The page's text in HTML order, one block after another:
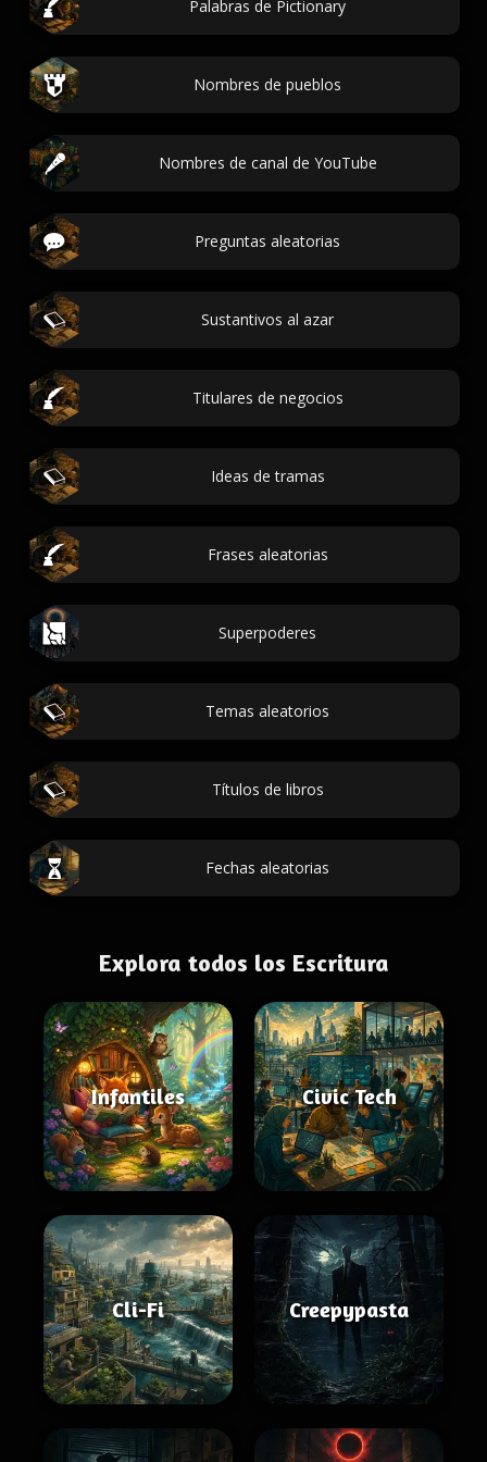
Palabras de Pictionary
Nombres de pueblos
Nombres de canal de YouTube
Preguntas aleatorias
Sustantivos al azar
Titulares de negocios
Ideas de tramas
Frases aleatorias
Superpoderes
Temas aleatorios
Títulos de libros
Fechas aleatorias
Explora todos los Escritura
Infantiles Civic Tech
Cli-Fi Creepypasta